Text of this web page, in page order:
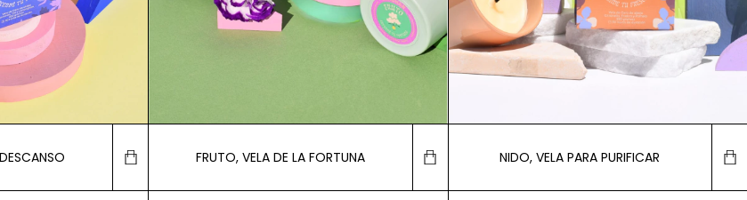
FRUTO, VELA DE LA FORTUNA NIDO, VELA PARA PURIFICAR